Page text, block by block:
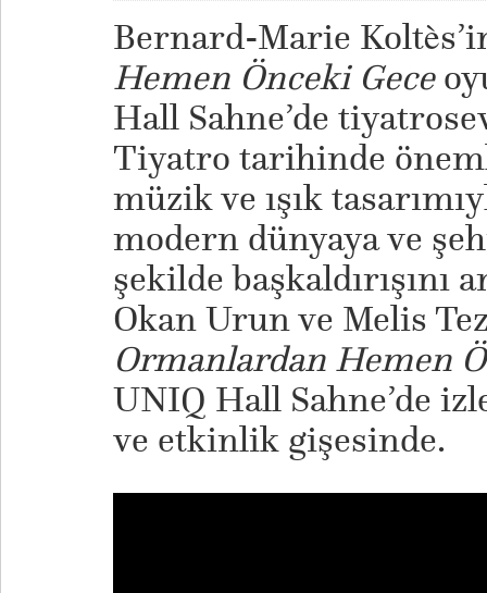
Bernard-Marie
Hemen Önceki Gece
Hall Sahne’de
Tiyatro tarihinde
müzik ve ışık
modern dünyaya ve
şekilde başkaldırışını
Okan Urun ve Melis
Ormanlardan Hemen
UNIQ Hall Sahne’de
ve etkinlik gişesinde.